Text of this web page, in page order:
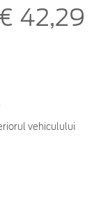
42,29
vehiculului